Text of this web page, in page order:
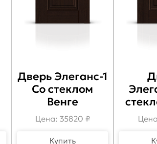
Дверь Элеганс-1
Со стеклом
Венге
Цена: 35820 ₽
Купить